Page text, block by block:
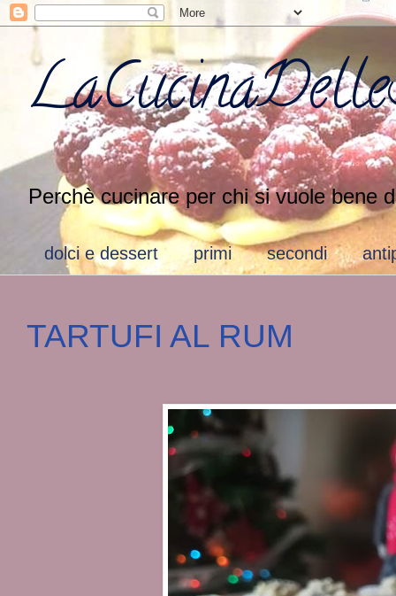
Perchè cucinare per chi si vuole bene
dolci e dessert primi secondi
TARTUFI AL RUM